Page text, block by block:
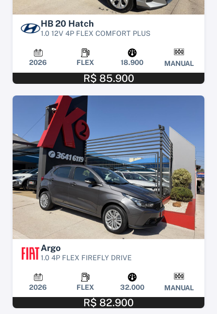
HB 20 Hatch
1.0 12V 4P FLEX COMFORT PLUS
2026 FLEX 18.900 MANUAL
R$ 85.900
Argo
1.0 4P FLEX FIREFLY DRIVE
2026 FLEX 32.000 MANUAL
R$ 82.900